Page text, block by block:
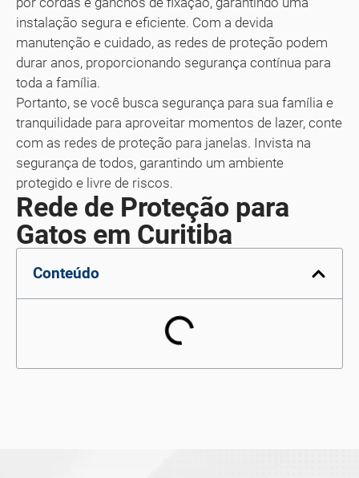
instalação segura e eficiente. Com a devida
manutenção e cuidado, as redes de proteção podem
durar anos, proporcionando segurança contínua para
toda a família.
Portanto, se você busca segurança para sua família e
tranquilidade para aproveitar momentos de lazer, conte
com as redes de proteção para janelas. Invista na
segurança de todos, garantindo um ambiente
protegido e livre de riscos.
Rede de Proteção para
Gatos em Curitiba
Conteúdo